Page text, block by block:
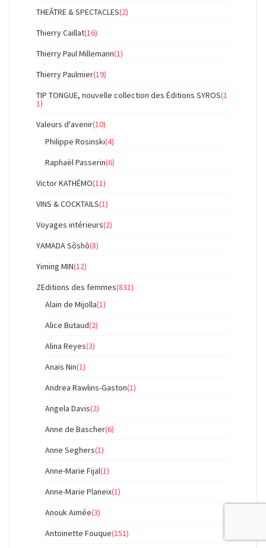
THEÂTRE & SPECTACLES(2)
Thierry Caillat(16)
Thierry Paul Millemann(1)
Thierry Paulmier(19)
TIP TONGUE, nouvelle collection des Éditions SYROS(1
1)
Valeurs d'avenir(10)
Philippe Rosinski(4)
Raphaël Passerin(6)
Victor KATHÉMO(11)
VINS & COCKTAILS(1)
Voyages intérieurs(2)
YAMADA Sôshô(8)
Yiming MIN(12)
ZEditions des femmes(831)
Alain de Mijolla(1)
Alice Butaud(2)
Alina Reyes(3)
Anaïs Nin(1)
Andrea Rawlins-Gaston(1)
Angela Davis(2)
Anne de Bascher(6)
Anne Seghers(1)
Anne-Marie Fijal(1)
Anne-Marie Planeix(1)
Anouk Aimée(3)
Antoinette Fouque(151)